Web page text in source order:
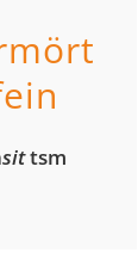
sittsm